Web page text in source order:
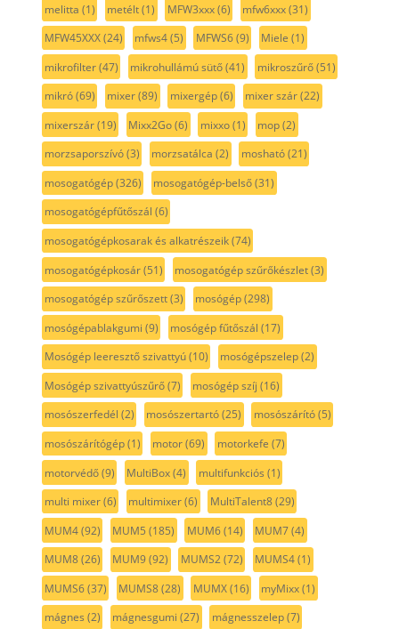
melitta (1) metélt(1) MFW3xxx(6) mfw6xxx(31)
MFW45XXX(24) mfws4(5) MFWS6(9) Miele (1)
mikrofilter(47) mikrohullámú sütő(41) mikroszűrő(51)
mikró(69) mixer(89) mixergép(6) mixer szár(22)
mixerszár(19) Mixx2Go(6) mixxo(1) mop(2)
morzsaporszívó(3) morzsatálca (2) mosható(21)
mosogatógép(326) mosogatógép-belső(31)
mosogatógépfűtőszál (6)
mosogatógépkosarak és alkatrészeik(74)
mosogatógépkosár(51) mosogatógép szűrőkészlet(3)
mosogatógép szűrőszett(3) mosógép(298)
mosógépablakgumi (9) mosógép fűtőszál (17)
Mosógép leeresztő szivattyú(10) mosógépszelep(2)
Mosógép szivattyúszűrő(7) mosógép szíj (16)
mosószerfedél (2) mosószertartó(25) mosószárító(5)
mosószárítógép(1) motor(69) motorkefe (7)
motorvédő(9) MultiBox(4) multifunkciós (1)
multi mixer(6) multimixer(6) MultiTalent8(29)
MUM4(92) MUM5 (185) MUM6(14) MUM7(4)
MUM8(26) MUM9(92) MUMS2(72) MUMS4(1)
MUMS6(37) MUMS8(28) MUMX(16) myMixx(1)
mágnes (2) mágnesgumi (27) mágnesszelep(7)